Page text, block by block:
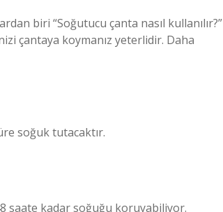
biri “Soğutucu çanta nasıl kullanılır?”
çantaya koymanız yeterlidir. Daha
soğuk tutacaktır.
saate kadar soğuğu koruyabiliyor.